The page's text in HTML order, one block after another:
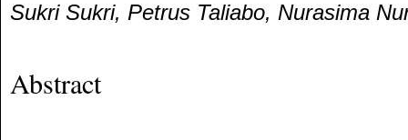
Sukri Sukri, Petrus Taliabo, Nurasima
Abstract